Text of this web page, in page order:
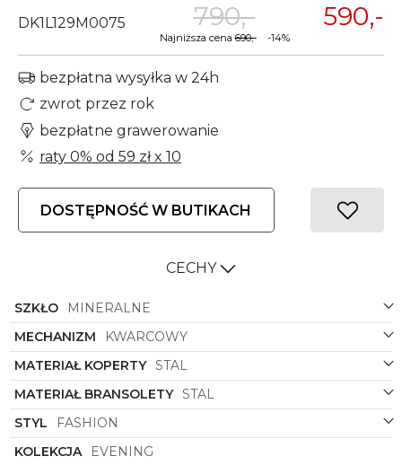
DK1L129M0075 590,-
790,-
Najniższa cena690,--14%
bezpłatna wysyłka w 24h
zwrot przez rok
bezpłatne grawerowanie
raty 0% od 59 złx 10
DOSTĘPNOŚĆ W BUTIKACH
CECHY
SZKŁO
MINERALNE
MECHANIZM
KWARCOWY
MATERIAŁ KOPERTY STAL
MATERIAŁ BRANSOLETY STAL
STYL
FASHION
KOLEKCJA
EVENING